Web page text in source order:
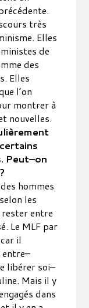
très
Elles
de
des
Elles
l’on
montrer à
nouvelles.
Peut–on
hommes
les
entre
Le MLF par
il
entre–
libérer soi–
Mais il y
dans